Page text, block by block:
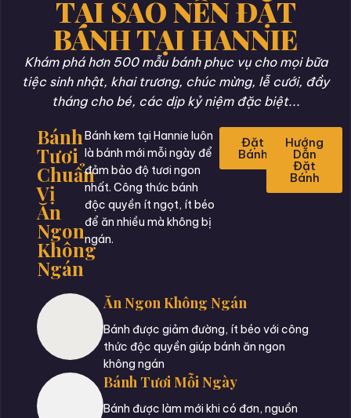
TẠI SAO NÊN ĐẶT
BÁNH TẠI HANNIE
Khám phá hơn 500 mẫu bánh phục vụ cho mọi bữa
tiệc sinh nhật, khai trương, chúc mừng, lễ cưới, đầy
tháng cho bé, các dịp kỷ niệm đặc biệt...
Bánh
Tươi
Chuẩn
Vị
Ăn
Ngon
Không
Ngán
Bánh kem tại Hannie luôn
là bánh mới mỗi ngày để
đảm bảo độ tươi ngon
nhất. Công thức bánh
độc quyền ít ngọt, ít béo
để ăn nhiều mà không bị
ngán.
Đặt
Bánh
Hướng
Dẫn
Đặt
Bánh
Ăn Ngon Không Ngán
Bánh được giảm đường, ít béo với công
thức độc quyền giúp bánh ăn ngon
không ngán
Bánh Tươi Mỗi Ngày
Bánh được làm mới khi có đơn, nguồn